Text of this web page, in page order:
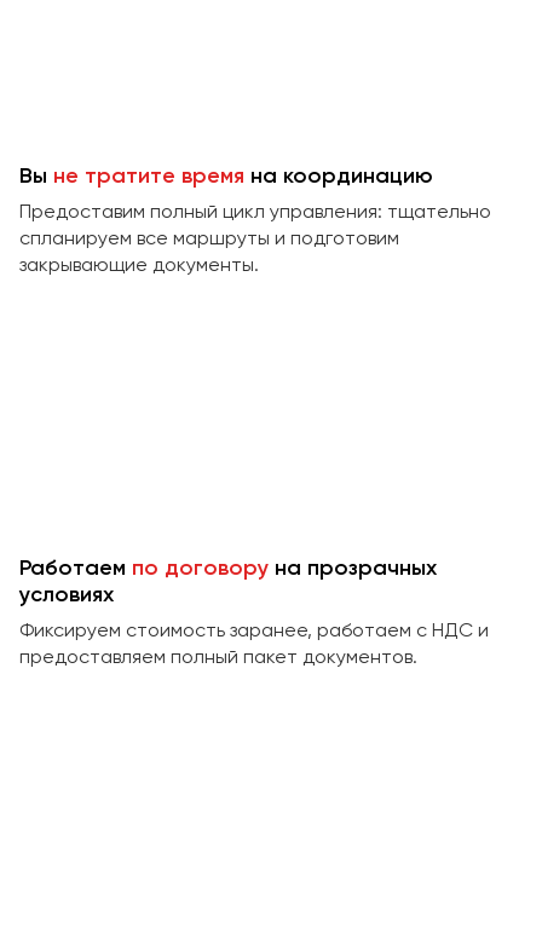
Вы не тратите время на координацию
Предоставим полный цикл управления: тщательно
спланируем все маршруты и подготовим
закрывающие документы.
Работаем по договору на прозрачных
условиях
Фиксируем стоимость заранее, работаем с НДС и
предоставляем полный пакет документов.